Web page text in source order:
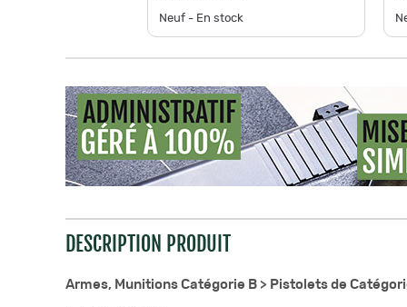
Neuf - En stock
DESCRIPTION PRODUIT
Armes, Munitions Catégorie B > Pistolets de